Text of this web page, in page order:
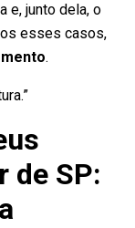
e, junto dela, o
esses casos,
.
de SP: